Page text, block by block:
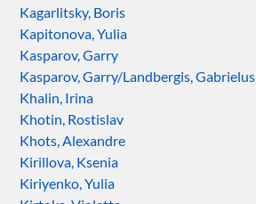
Kagarlitsky, Boris
Kapitonova, Yulia
Kasparov, Garry
Kasparov, Garry/Landbergis, Gabrielus
Khalin, Irina
Khotin, Rostislav
Khots, Alexandre
Kirillova, Ksenia
Kiriyenko, Yulia